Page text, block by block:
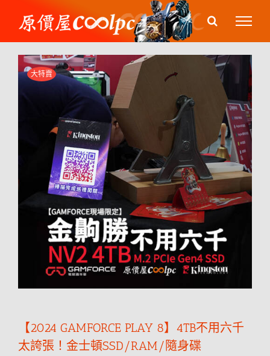
content
大特賣
【2024 GAMFORCE PLAY 8】4TB不用六千
太誇張！金士頓SSD/RAM/隨身碟